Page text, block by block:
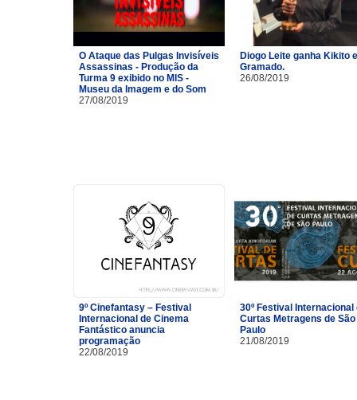
O Ataque das Pulgas Invisíveis
Assassinas - Produção da
Turma 9 exibido no MIS -
Museu da Imagem e do Som
27/08/2019
Diogo Leite ganha Kikito
Gramado.
26/08/2019
9º Cinefantasy – Festival
Internacional de Cinema
Fantástico anuncia
programação
22/08/2019
30º Festival Internacional
Curtas Metragens de São
Paulo
21/08/2019